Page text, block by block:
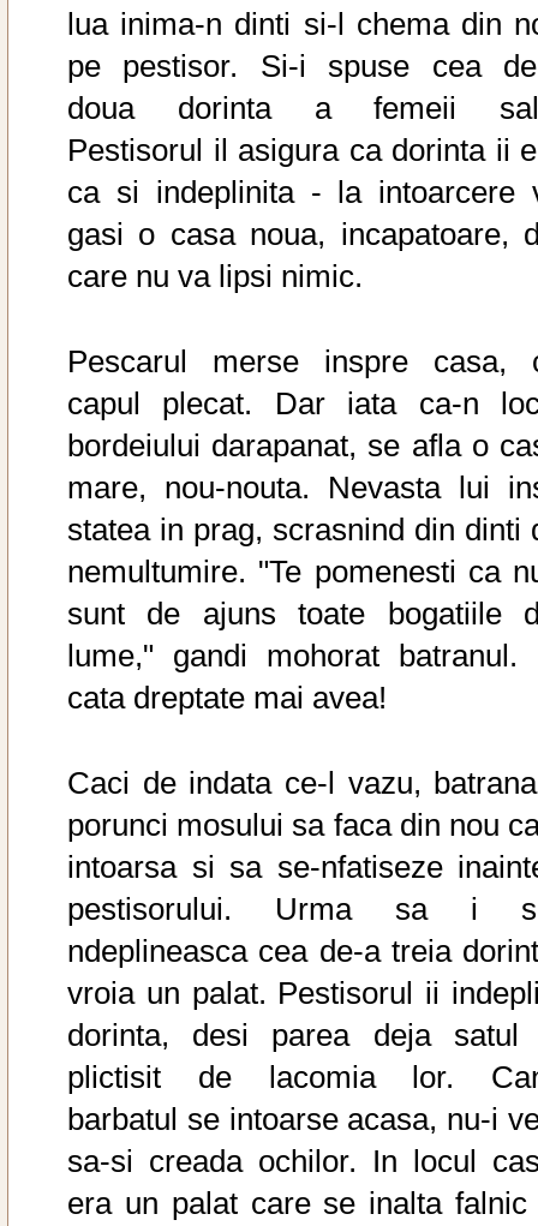
lua inima-n dinti si-l chema din
pe pestisor. Si-i spuse cea
doua dorinta a femeii
Pestisorul il asigura ca dorinta ii
ca si indeplinita - la intoarcere
gasi o casa noua, incapatoare,
care nu va lipsi nimic.
Pescarul merse inspre casa,
capul plecat. Dar iata ca-n
bordeiului darapanat, se afla o
mare, nou-nouta. Nevasta lui
statea in prag, scrasnind din dinti
nemultumire. "Te pomenesti ca
sunt de ajuns toate bogatiile
lume," gandi mohorat batranul.
cata dreptate mai avea!
Caci de indata ce-l vazu,
porunci mosului sa faca din nou
intoarsa si sa se-nfatiseze
pestisorului. Urma sa i
ndeplineasca cea de-a treia
vroia un palat. Pestisorul ii
dorinta, desi parea deja satul
plictisit de lacomia lor.
barbatul se intoarse acasa, nu-i
sa-si creada ochilor. In locul
era un palat care se inalta falnic